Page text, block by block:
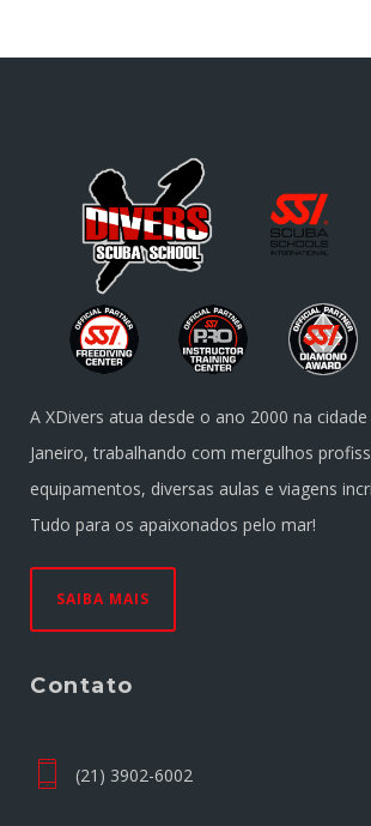
A XDivers atua desde o ano 2000 na
Janeiro, trabalhando com mergulhos
equipamentos, diversas aulas e viagens
Tudo para os apaixonados pelo mar!
SAIBA MAIS
Contato
(21) 3902-6002